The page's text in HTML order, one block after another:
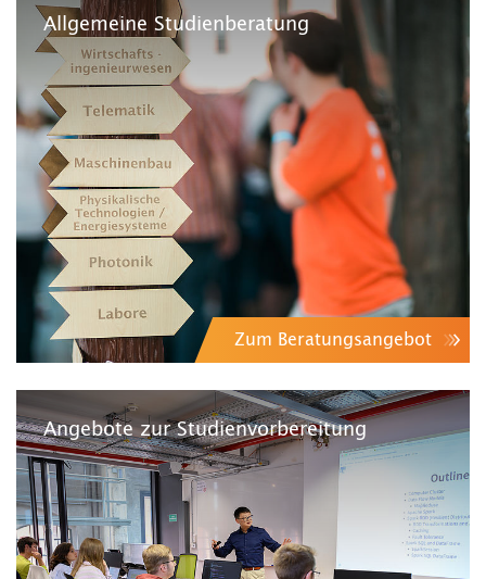
Allgemeine Studienberatung
Zum Beratungsangebot
Angebote zur Studienvorbereitung